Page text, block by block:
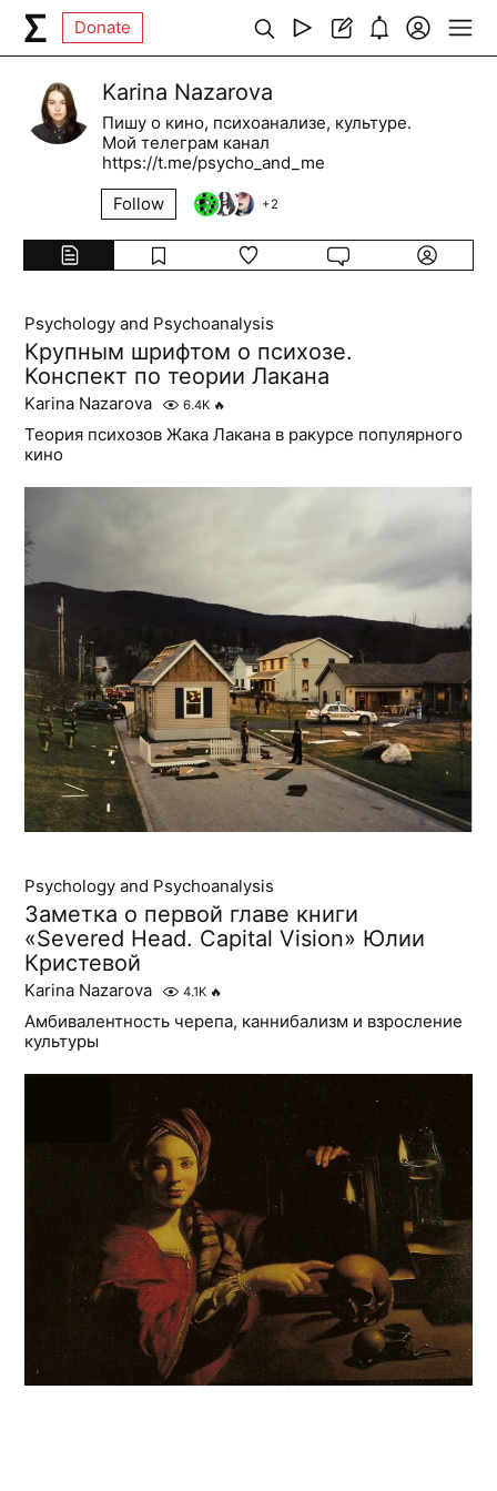
Donate
Karina Nazarova
Пишу о кино, психоанализе, культуре.
Мой телеграм канал
https://t.me/psycho_and_me
Follow
+2
Psychology and Psychoanalysis
Крупным шрифтом о психозе.
Конспект по теории Лакана
Karina Nazarova 6.4K 🔥
Теория психозов Жака Лакана в ракурсе популярного
кино
Psychology and Psychoanalysis
Заметка о первой главе книги
«Severed Head. Capital Vision» Юлии
Кристевой
Karina Nazarova 4.1K 🔥
Амбивалентность черепа, каннибализм и взросление
культуры